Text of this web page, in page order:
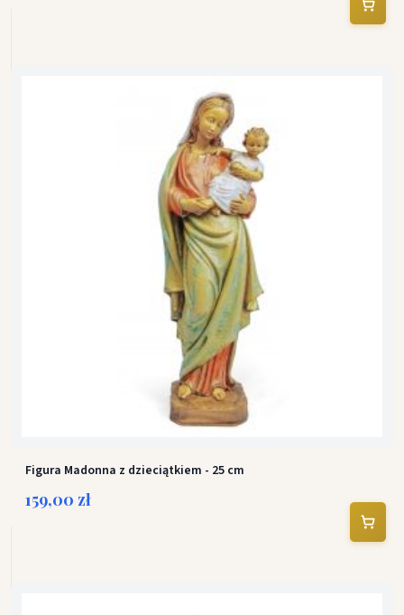
Figura Madonna z dzieciątkiem - 25 cm
159,00 zł